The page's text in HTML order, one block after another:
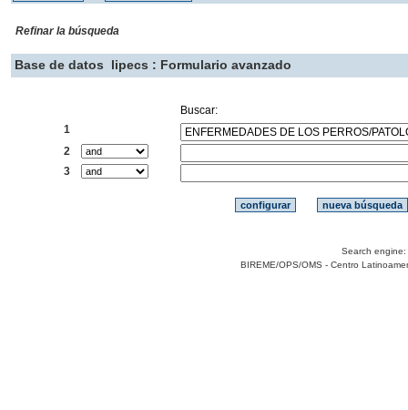
Refinar la búsqueda
Base de datos lipecs : Formulario avanzado
Buscar:
1
2
3
Search engine:
BIREME/OPS/OMS - Centro